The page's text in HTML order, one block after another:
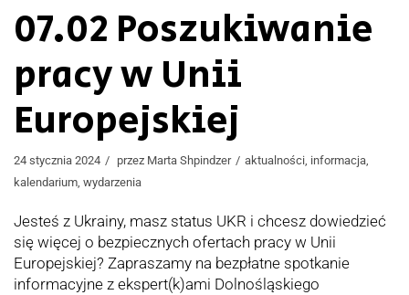
07.02 Poszukiwanie
pracy w Unii
Europejskiej
24 stycznia 2024 przez Marta Shpindzer aktualności, informacja,
kalendarium, wydarzenia
Jesteś z Ukrainy, masz status UKR i chcesz dowiedzieć
się więcej o bezpiecznych ofertach pracy w Unii
Europejskiej? Zapraszamy na bezpłatne spotkanie
informacyjne z ekspert(k)ami Dolnośląskiego